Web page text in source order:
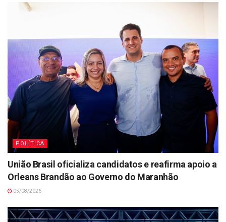
POLÍTICA
União Brasil oficializa candidatos e reafirma apoio a
Orleans Brandão ao Governo do Maranhão
05/08/2026